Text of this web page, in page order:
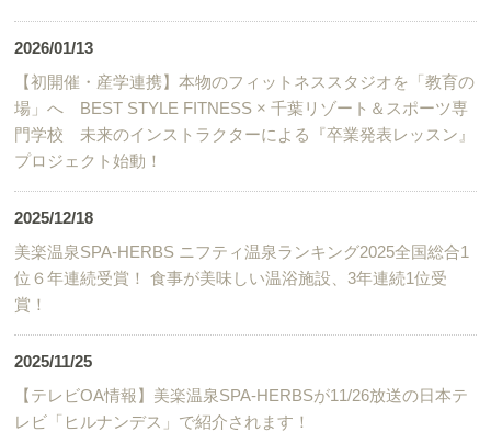
2026/01/13
【初開催・産学連携】本物のフィットネススタジオを「教育の
場」へ BEST STYLE FITNESS × 千葉リゾート＆スポーツ専
門学校 未来のインストラクターによる『卒業発表レッスン』
プロジェクト始動！
2025/12/18
美楽温泉SPA-HERBS ニフティ温泉ランキング2025全国総合1
位６年連続受賞！ 食事が美味しい温浴施設、3年連続1位受
賞！
2025/11/25
【テレビOA情報】美楽温泉SPA-HERBSが11/26放送の日本テ
レビ「ヒルナンデス」で紹介されます！